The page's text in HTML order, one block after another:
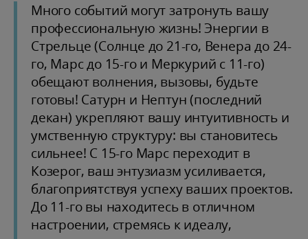
Много событий могут затронуть вашу
профессиональную жизнь! Энергии в
Стрельце (Солнце до 21-го, Венера до 24-
го, Марс до 15-го и Меркурий с 11-го)
обещают волнения, вызовы, будьте
готовы! Сатурн и Нептун (последний
декан) укрепляют вашу интуитивность и
умственную структуру: вы становитесь
сильнее! С 15-го Марс переходит в
Козерог, ваш энтузиазм усиливается,
благоприятствуя успеху ваших проектов.
До 11-го вы находитесь в отличном
настроении, стремясь к идеалу,